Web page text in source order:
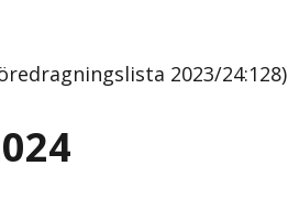
2023/24:128)